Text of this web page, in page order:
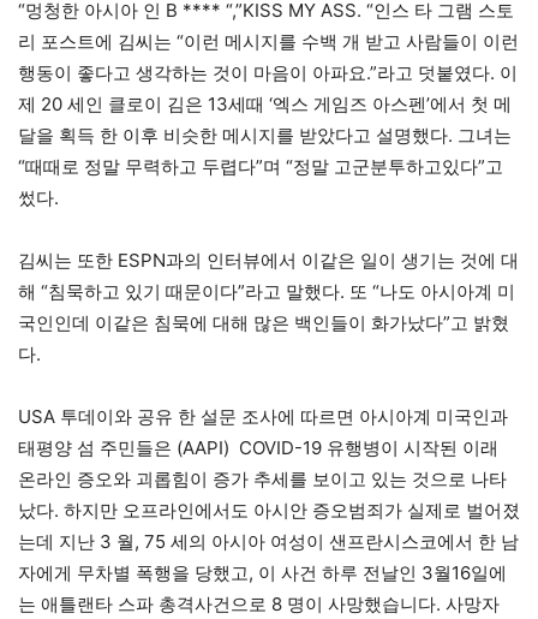
“멍청한 아시아 인 B **** “,”KISS MY ASS. “인스 타 그램 스토
리 포스트에 김씨는 “이런 메시지를 수백 개 받고 사람들이 이런
행동이 좋다고 생각하는 것이 마음이 아파요.”라고 덧붙였다. 이
제 20 세인 클로이 김은 13세때 ‘엑스 게임즈 아스펜’에서 첫 메
달을 획득 한 이후 비슷한 메시지를 받았다고 설명했다. 그녀는
“때때로 정말 무력하고 두렵다”며 “정말 고군분투하고있다”고
썼다.
김씨는 또한 ESPN과의 인터뷰에서 이같은 일이 생기는 것에 대
해 “침묵하고 있기 때문이다”라고 말했다. 또 “나도 아시아계 미
국인인데 이같은 침묵에 대해 많은 백인들이 화가났다”고 밝혔
다.
USA 투데이와 공유 한 설문 조사에 따르면 아시아계 미국인과
태평양 섬 주민들은 (AAPI) COVID-19 유행병이 시작된 이래
온라인 증오와 괴롭힘이 증가 추세를 보이고 있는 것으로 나타
났다. 하지만 오프라인에서도 아시안 증오범죄가 실제로 벌어졌
는데 지난 3 월, 75 세의 아시아 여성이 샌프란시스코에서 한 남
자에게 무차별 폭행을 당했고, 이 사건 하루 전날인 3월16일에
는 애틀랜타 스파 총격사건으로 8 명이 사망했습니다. 사망자